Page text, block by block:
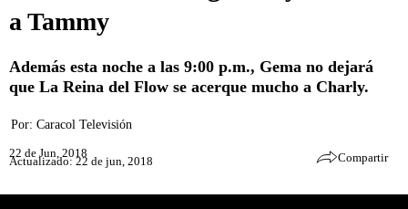
a Tammy
Además esta noche a las 9:00 p.m., Gema no dejará
que La Reina del Flow se acerque mucho a Charly.
Por: Caracol Televisión
22 de Jun, 2018
Actualizado: 22 de jun, 2018 Compartir